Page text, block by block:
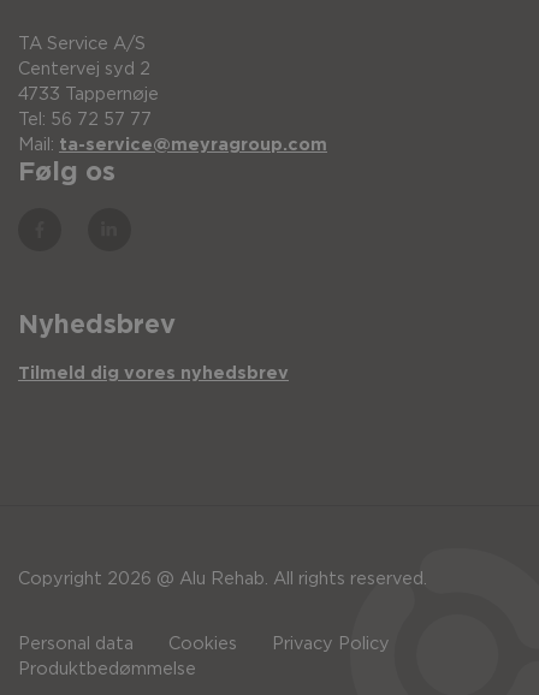
TA Service A/S
Centervej syd 2
4733 Tappernøje
Tel: 56 72 57 77
Mail: ta-service@meyragroup.com
Følg os
Nyhedsbrev
Tilmeld dig vores nyhedsbrev
Copyright 2026 @ Alu Rehab. All rights reserved.
Personal data Cookies
Privacy Policy
Produktbedømmelse